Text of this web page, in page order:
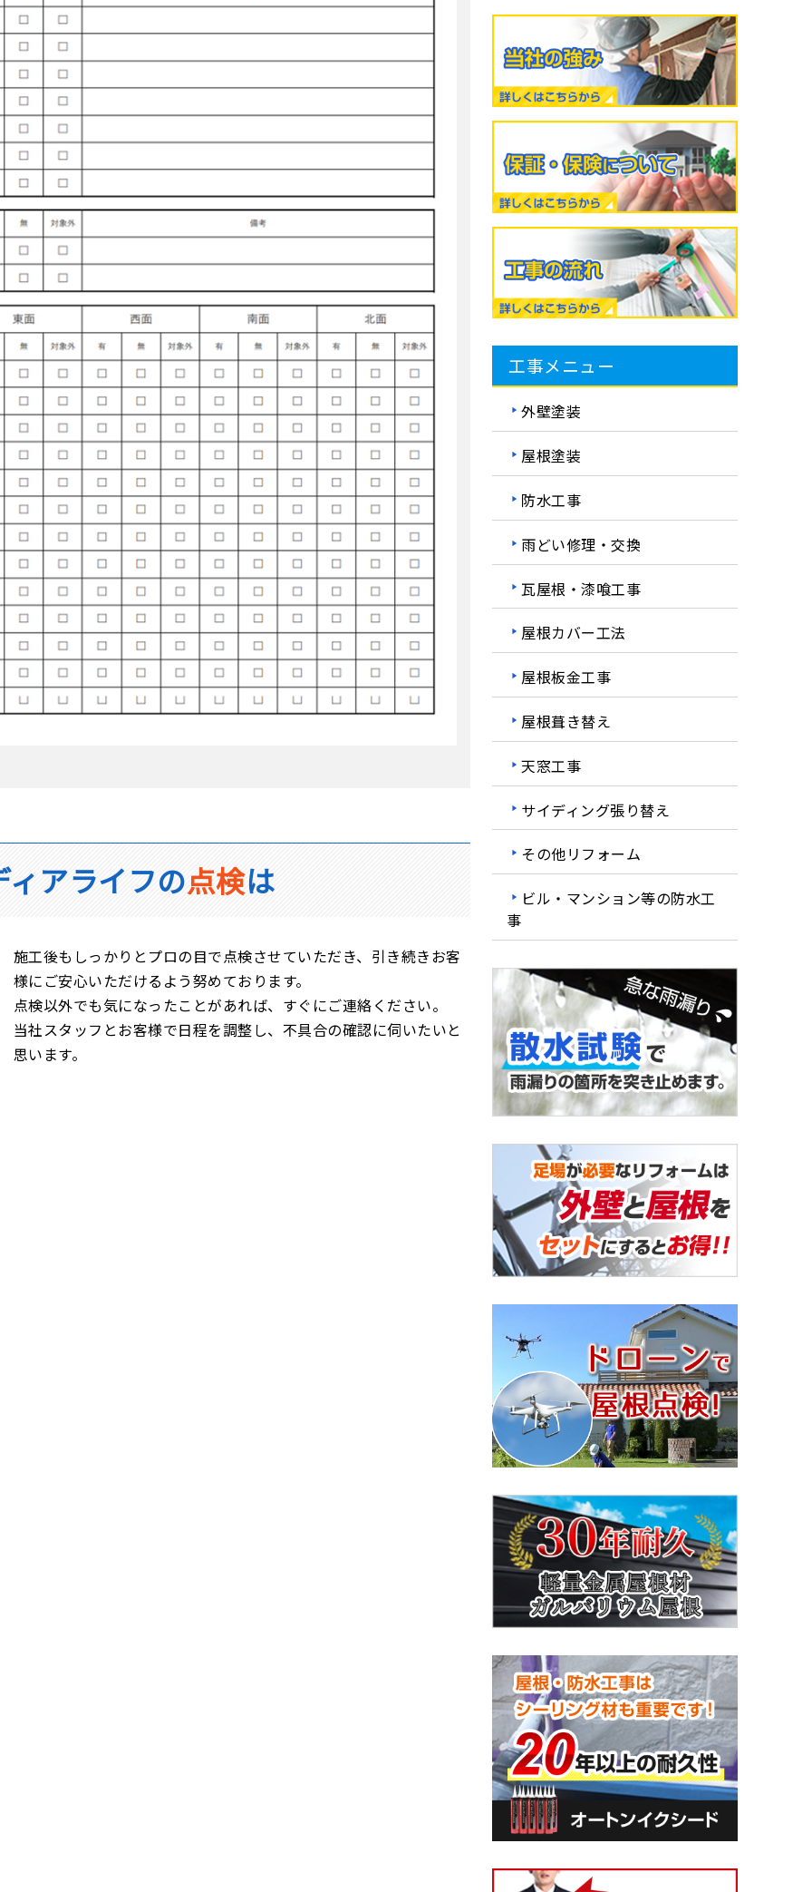
アライフの点検は
施工後もしっかりとプロの目で点検させていただき、引き続きお客
様にご安心いただけるよう努めております。
点検以外でも気になったことがあれば、すぐにご連絡ください。
当社スタッフとお客様で日程を調整し、不具合の確認に伺いたいと
思います。
工事メニュー
外壁塗装
屋根塗装
防水工事
雨どい修理・交換
瓦屋根・漆喰工事
屋根カバー工法
屋根板金工事
屋根葺き替え
天窓工事
サイディング張り替え
その他リフォーム
ビル・マンション等の防水工
事